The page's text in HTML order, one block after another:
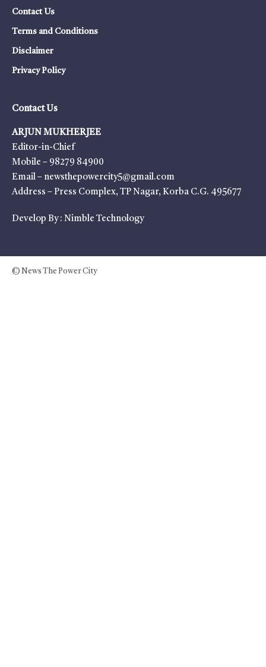
Contact Us
Terms and Conditions
Disclaimer
Privacy Policy
Contact Us
ARJUN MUKHERJEE
Editor-in-Chief
Mobile – 98279 84900
Email – newsthepowercity5@gmail.com
Address – Press Complex, TP Nagar, Korba C.G. 495677
Develop By : Nimble Technology
© News The Power City